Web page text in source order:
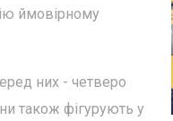
ймовірному
них - четверо
також фігурують у